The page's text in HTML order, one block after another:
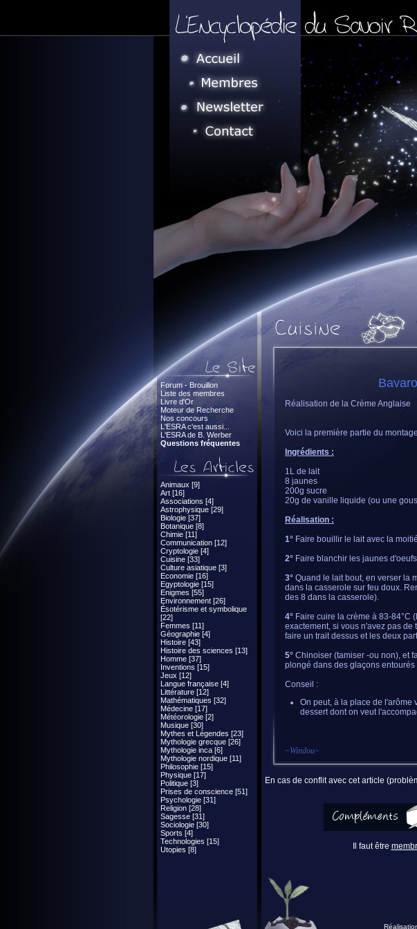
Forum - Brouillon
Liste des membres
Livre d'Or
Moteur de Recherche
Nos concours
L'ESRA c'est aussi...
L'ESRA de B. Werber
Questions fréquentes
Animaux [9]
Art [16]
Associations [4]
Astrophysique [29]
Biologie [37]
Botanique [8]
Chimie [11]
Communication [12]
Cryptologie [4]
Cuisine [33]
Culture asiatique [3]
Economie [16]
Egyptologie [15]
Enigmes [55]
Environnement [26]
Ésotérisme et symbolique
[22]
Femmes [11]
Géographie [4]
Histoire [43]
Histoire des sciences [13]
Homme [37]
Inventions [15]
Jeux [12]
Langue française [4]
Littérature [12]
Mathématiques [32]
Médecine [17]
Météorologie [2]
Musique [30]
Mythes et Légendes [23]
Mythologie grecque [26]
Mythologie inca [6]
Mythologie nordique [11]
Philosophie [15]
Physique [17]
Politique [3]
Prises de conscience [51]
Psychologie [31]
Religion [28]
Sagesse [31]
Sociologie [30]
Sports [4]
Technologies [15]
Utopies [8]
Réalisation de la Crème Anglaise
Voici la première partie du
Ingrédients :
1L de lait
8 jaunes
200g sucre
20g de vanille liquide (ou une
Réalisation :
1° Faire bouillir le lait avec la
2° Faire blanchir les jaunes
3° Quand le lait bout, en verser la
dans la casserole sur feu doux.
des 8 dans la casserole).
4° Faire cuire la crème à 83-84°C
exactement, si vous n'avez pas
faire un trait dessus et les deux
5° Chinoiser (tamiser -ou non), et
plongé dans des glaçons
Conseil :
On peut, à la place de l'arôme
dessert dont on veut
~Windou~
En cas de conflit avec cet article
Il faut être